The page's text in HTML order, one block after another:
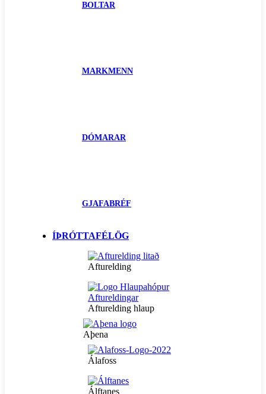
BOLTAR
MARKMENN
DÓMARAR
GJAFABRÉF
ÍÞRÓTTAFÉLÖG
Afturelding
Afturelding hlaup
Aþena
Álafoss
Álftanes